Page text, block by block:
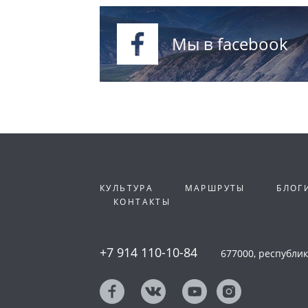
Мы в facebook
КУЛЬТУРА МАРШРУТЫ
КОНТАКТЫ
+7 914 110-10-84 677000,